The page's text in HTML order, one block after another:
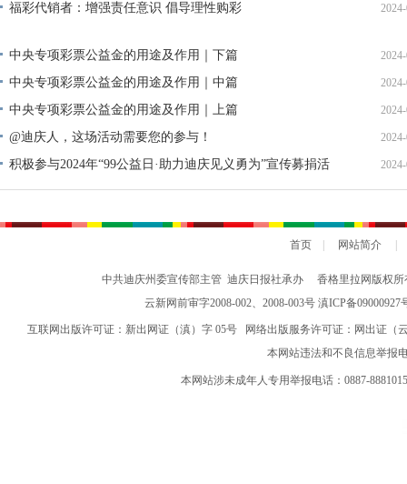
福彩代销者：增强责任意识 倡导理性购彩
中央专项彩票公益金的用途及作用｜下篇
中央专项彩票公益金的用途及作用｜中篇
中央专项彩票公益金的用途及作用｜上篇
@迪庆人，这场活动需要您的参与！
积极参与2024年“99公益日·助力迪庆见义勇为”宣传募捐活
动倡议书